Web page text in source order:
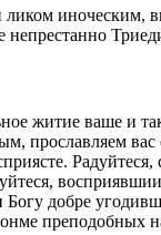
иноческим,
житие ваше и
прославляем
добре
преподобных